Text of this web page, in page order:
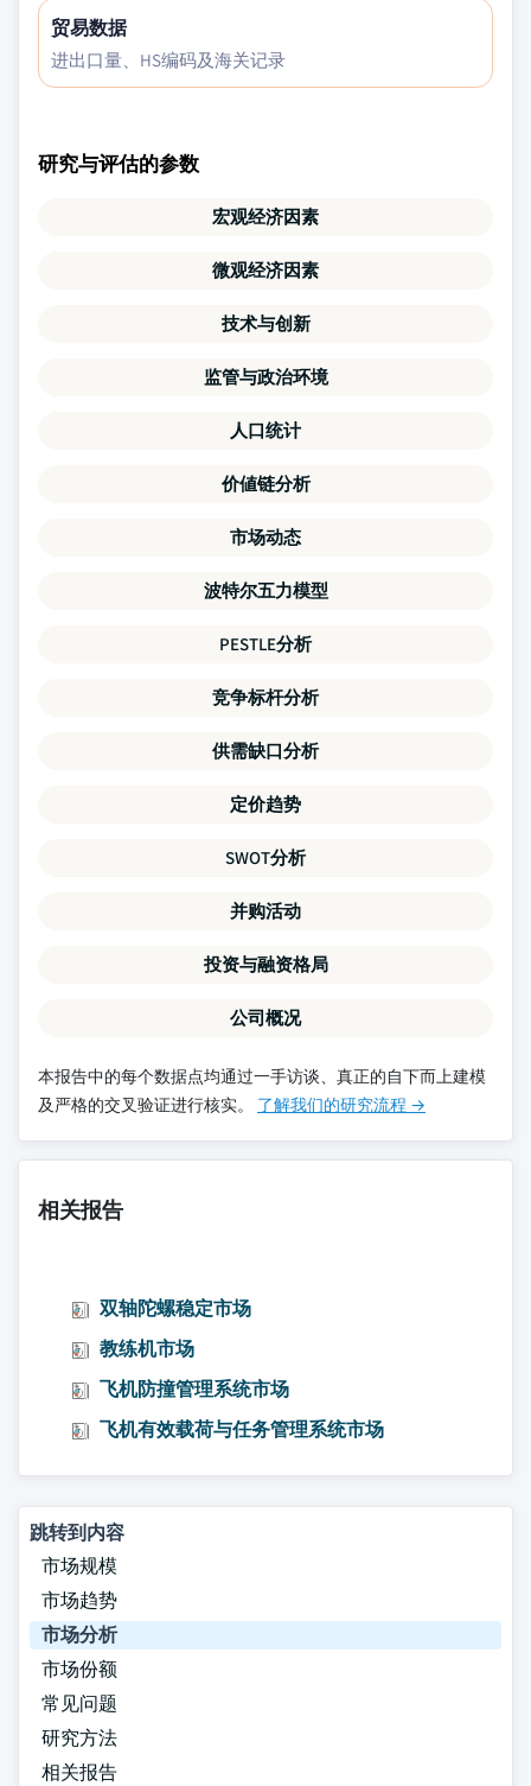
贸易数据
进出口量、HS编码及海关记录
研究与评估的参数
宏观经济因素
微观经济因素
技术与创新
监管与政治环境
人口统计
价値链分析
市场动态
波特尔五力模型
PESTLE分析
竞争标杆分析
供需缺口分析
定价趋势
SWOT分析
并购活动
投资与融资格局
公司概况
本报告中的每个数据点均通过一手访谈、真正的自下而上建模
及严格的交叉验证进行核实。 了解我们的研究流程 →
相关报告
双轴陀螺稳定市场
教练机市场
飞机防撞管理系统市场
飞机有效载荷与任务管理系统市场
跳转到内容
市场规模
市场趋势
市场分析
市场份额
常见问题
研究方法
相关报告